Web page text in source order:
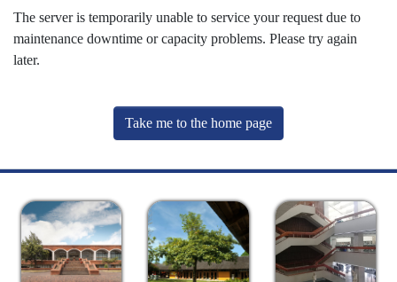
The server is temporarily unable to service your request due to
maintenance downtime or capacity problems. Please try again
later.
Take me to the home page